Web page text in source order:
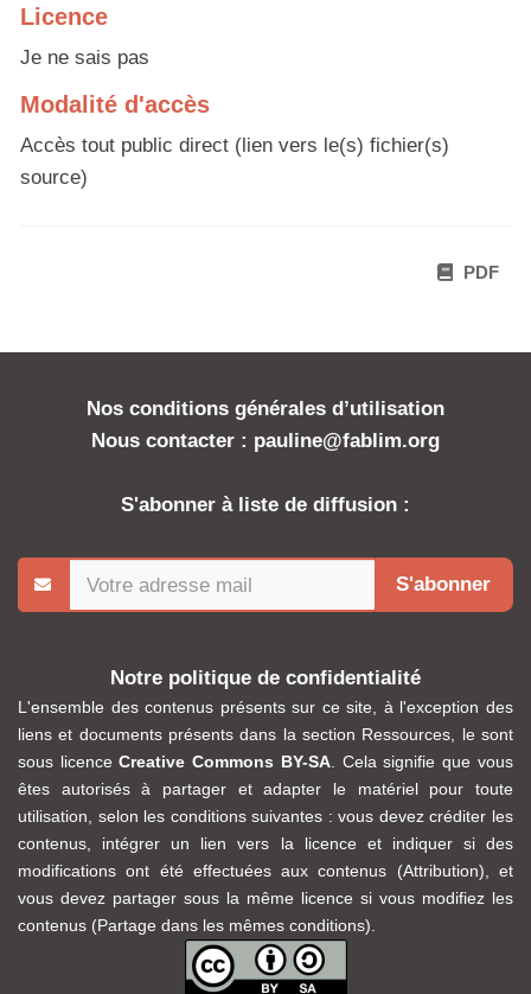
Licence
Je ne sais pas
Modalité d'accès
Accès tout public direct (lien vers le(s) fichier(s)
source)
PDF
Nos conditions générales d’utilisation
Nous contacter : pauline@fablim.org
S'abonner à liste de diffusion :
S'abonner
Notre politique de confidentialité
L'ensemble des contenus présents sur ce site, à l'exception des
liens et documents présents dans la section Ressources, le sont
sous licenceCreative Commons BY-SA . Cela signifie que vous
êtes autorisés à partager et adapter le matériel pour toute
utilisation, selon les conditions suivantes : vous devez créditer les
contenus, intégrer un lien vers la licence et indiquer si des
modifications ont été effectuées aux contenus (Attribution), et
vous devez partager sous la même licence si vous modifiez les
contenus (Partage dans les mêmes conditions).